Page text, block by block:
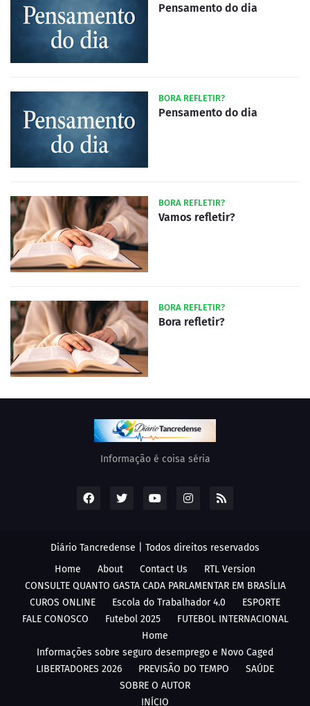
Pensamento do dia
BORA REFLETIR?
Pensamento do dia
BORA REFLETIR?
Vamos refletir?
BORA REFLETIR?
Bora refletir?
Informação é coisa séria
Diário Tancredense | Todos direitos reservados
Home
About Contact Us
RTL Version
CONSULTE QUANTO GASTA CADA PARLAMENTAR EM BRASÍLIA
CUROS ONLINE
Escola do Trabalhador 4.0
ESPORTE
FALE CONOSCO
Futebol 2025
FUTEBOL INTERNACIONAL
Home
Informações sobre seguro desemprego e Novo Caged
LIBERTADORES 2026
PREVISÃO DO TEMPO
SAÚDE
SOBRE O AUTOR
INÍCIO